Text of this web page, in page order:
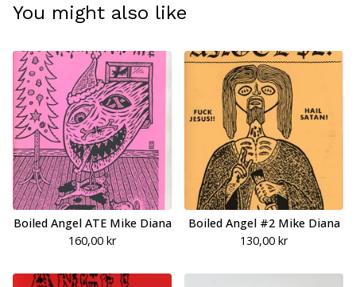
You might also like
Boiled Angel ATE Mike Diana
160,00 kr
Boiled Angel #2 Mike Diana
130,00 kr